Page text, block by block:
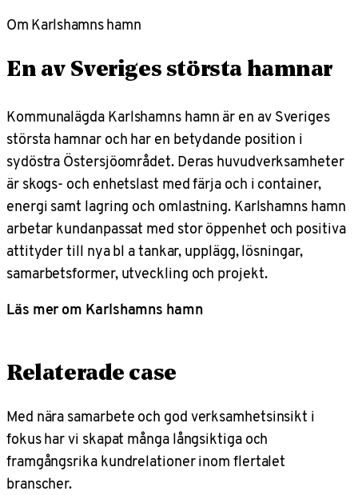
Om Karlshamns hamn
En av Sveriges största hamnar
Kommunalägda Karlshamns hamn är en av Sveriges
största hamnar och har en betydande position i
sydöstra Östersjöområdet. Deras huvudverksamheter
är skogs- och enhetslast med färja och i container,
energi samt lagring och omlastning. Karlshamns hamn
arbetar kundanpassat med stor öppenhet och positiva
attityder till nya bl a tankar, upplägg, lösningar,
samarbetsformer, utveckling och projekt.
Läs mer om Karlshamns hamn
Relaterade case
Med nära samarbete och god verksamhetsinsikt i
fokus har vi skapat många långsiktiga och
framgångsrika kundrelationer inom flertalet
branscher.